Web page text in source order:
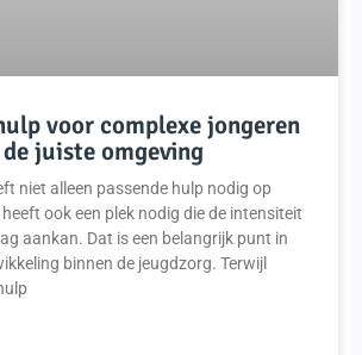
voor complexe jongeren
juiste omgeving
niet alleen passende hulp nodig op
ook een plek nodig die de intensiteit
aankan. Dat is een belangrijk punt in
binnen de jeugdzorg. Terwijl